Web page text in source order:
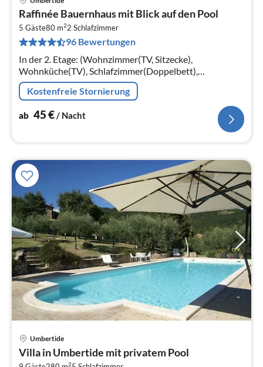
Raffinée Bauernhaus mit Blick auf den Pool
5 Gäste80 m22 Schlafzimmer
96 Bewertungen
In der 2. Etage: (Wohnzimmer(TV, Sitzecke),
Wohnküche(TV), Schlafzimmer(Doppelbett),
Schlafzimmer(Einzelbett, Doppelbett),
Badezimmer(Dusche))
Kostenfreie Stornierung
ab 45€/ Nacht
Umbertide
Villa in Umbertide mit privatem Pool
2